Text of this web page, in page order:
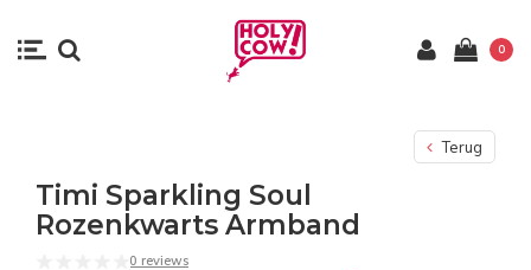
0
Terug
Timi Sparkling Soul
Rozenkwarts Armband
0 reviews